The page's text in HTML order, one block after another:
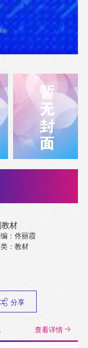
材
：佟丽霞
：教材
分享
查看详情